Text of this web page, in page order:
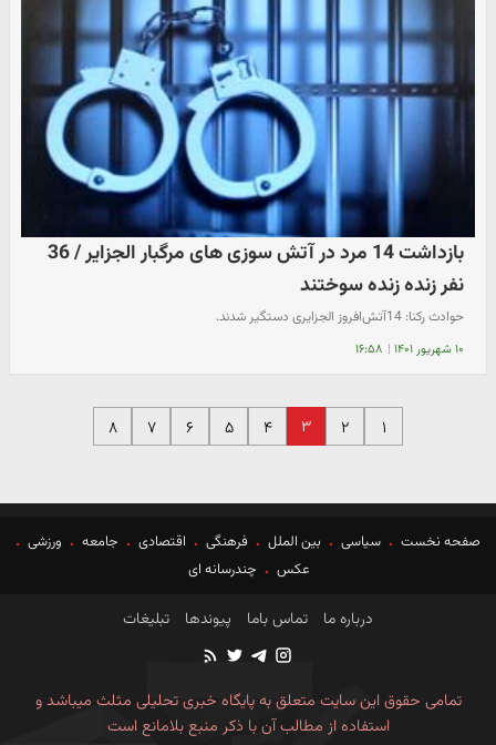
بازداشت 14 مرد در آتش سوزی های مرگبار الجزایر / 36
نفر زنده زنده سوختند
حوادث رکنا: 14آتش‌افروز الجزایری دستگیر شدند.
۱۰ شهریور ۱۴۰۱ | ۱۶:۵۸
۱ ۲ ۳ ۴ ۵ ۶ ۷ ۸
صفحه نخست سیاسی بین الملل فرهنگی اقتصادی جامعه
ورزشی
عکس
چندرسانه ای
درباره ما تماس باما پیوندها تبلیغات
تمامی حقوق این سایت متعلق به پایگاه خبری تحلیلی مثلث میباشد و
استفاده از مطالب آن با ذکر منبع بلامانع است